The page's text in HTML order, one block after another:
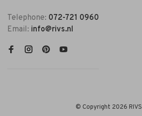
Telephone: 072-721 0960
Email: info@rivs.nl
© Copyright 2026 RIVS